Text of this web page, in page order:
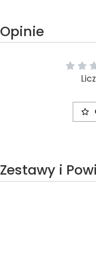
Opinie
Zestawy i